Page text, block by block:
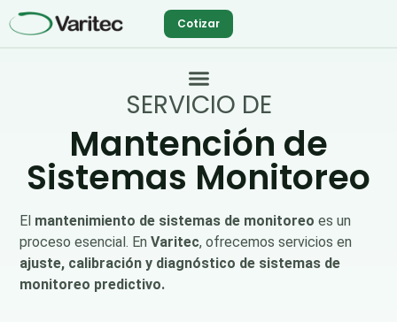
al
Cotizar
SERVICIO DE
Mantención de
Sistemas Monitoreo
El mantenimiento de sistemas de monitoreo es un
proceso esencial. EnVaritec, ofrecemos servicios en
ajuste, calibración y diagnóstico de sistemas de
monitoreo predictivo.